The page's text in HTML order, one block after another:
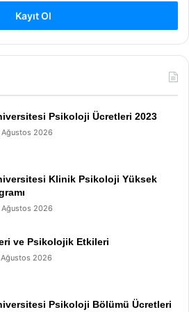
Kayıt Ol
Psikoloji Ücretleri 2023
2026
Klinik Psikoloji Yüksek
2026
ve Psikolojik Etkileri
2026
Psikoloji Bölümü Ücretleri